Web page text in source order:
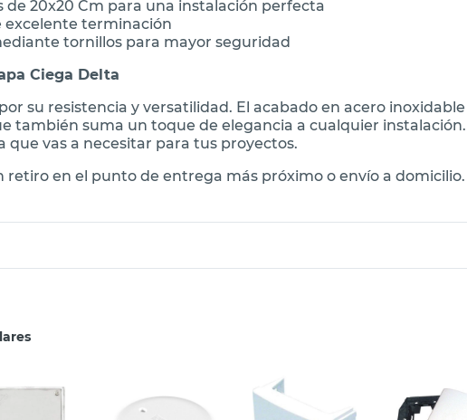
de 20x20 Cm para una instalación perfecta
excelente terminación
tornillos para mayor seguridad
Ciega Delta
su resistencia y versatilidad. El acabado en acero
también suma un toque de elegancia a cualquier instalación.
que vas a necesitar para tus proyectos.
retiro en el punto de entrega más próximo o envío a domicilio.